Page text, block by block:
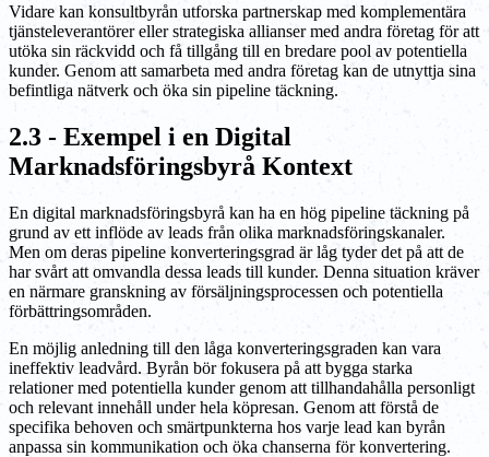
Vidare kan konsultbyrån utforska partnerskap med komplementära
tjänsteleverantörer eller strategiska allianser med andra företag för att
utöka sin räckvidd och få tillgång till en bredare pool av potentiella
kunder. Genom att samarbeta med andra företag kan de utnyttja sina
befintliga nätverk och öka sin pipeline täckning.
2.3 - Exempel i en Digital
Marknadsföringsbyrå Kontext
En digital marknadsföringsbyrå kan ha en hög pipeline täckning på
grund av ett inflöde av leads från olika marknadsföringskanaler.
Men om deras pipeline konverteringsgrad är låg tyder det på att de
har svårt att omvandla dessa leads till kunder. Denna situation kräver
en närmare granskning av försäljningsprocessen och potentiella
förbättringsområden.
En möjlig anledning till den låga konverteringsgraden kan vara
ineffektiv leadvård. Byrån bör fokusera på att bygga starka
relationer med potentiella kunder genom att tillhandahålla personligt
och relevant innehåll under hela köpresan. Genom att förstå de
specifika behoven och smärtpunkterna hos varje lead kan byrån
anpassa sin kommunikation och öka chanserna för konvertering.